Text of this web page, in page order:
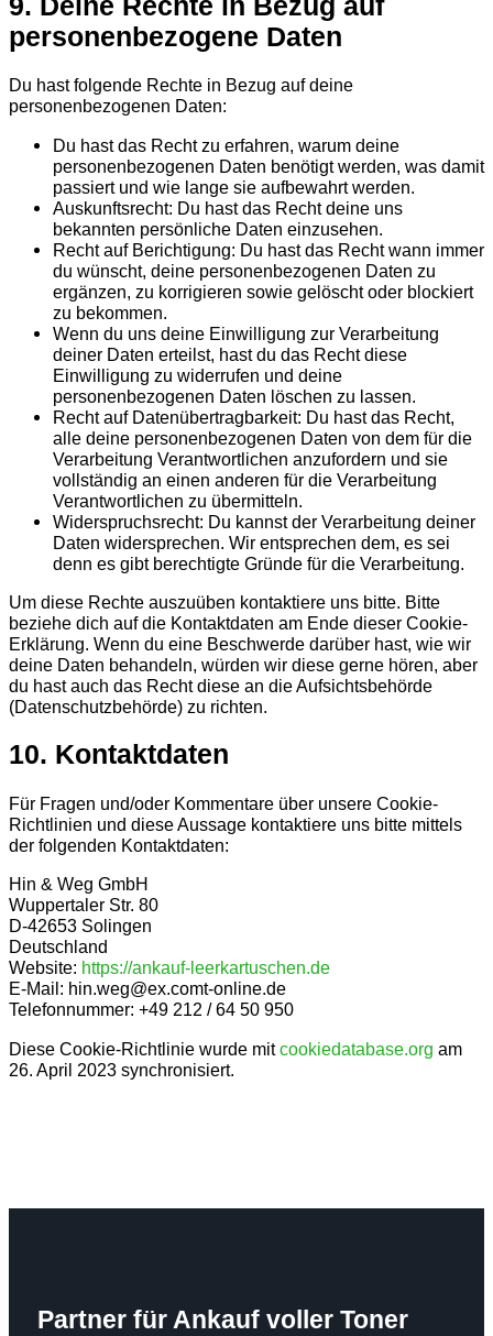
personenbezogene Daten
Du hast folgende Rechte in Bezug auf deine
personenbezogenen Daten:
Du hast das Recht zu erfahren, warum deine
personenbezogenen Daten benötigt werden, was damit
passiert und wie lange sie aufbewahrt werden.
Auskunftsrecht: Du hast das Recht deine uns
bekannten persönliche Daten einzusehen.
Recht auf Berichtigung: Du hast das Recht wann immer
du wünscht, deine personenbezogenen Daten zu
ergänzen, zu korrigieren sowie gelöscht oder blockiert
zu bekommen.
Wenn du uns deine Einwilligung zur Verarbeitung
deiner Daten erteilst, hast du das Recht diese
Einwilligung zu widerrufen und deine
personenbezogenen Daten löschen zu lassen.
Recht auf Datenübertragbarkeit: Du hast das Recht,
alle deine personenbezogenen Daten von dem für die
Verarbeitung Verantwortlichen anzufordern und sie
vollständig an einen anderen für die Verarbeitung
Verantwortlichen zu übermitteln.
Widerspruchsrecht: Du kannst der Verarbeitung deiner
Daten widersprechen. Wir entsprechen dem, es sei
denn es gibt berechtigte Gründe für die Verarbeitung.
Um diese Rechte auszuüben kontaktiere uns bitte. Bitte
beziehe dich auf die Kontaktdaten am Ende dieser Cookie-
Erklärung. Wenn du eine Beschwerde darüber hast, wie wir
deine Daten behandeln, würden wir diese gerne hören, aber
du hast auch das Recht diese an die Aufsichtsbehörde
(Datenschutzbehörde) zu richten.
10. Kontaktdaten
Für Fragen und/oder Kommentare über unsere Cookie-
Richtlinien und diese Aussage kontaktiere uns bitte mittels
der folgenden Kontaktdaten:
Hin & Weg GmbH
Wuppertaler Str. 80
D-42653 Solingen
Deutschland
Website: https://ankauf-leerkartuschen.de
E-Mail: hin.weg@ex.comt-online.de
Telefonnummer: +49 212 / 64 50 950
Diese Cookie-Richtlinie wurde mitcookiedatabase.org am
26. April 2023 synchronisiert.
Partner für Ankauf voller Toner